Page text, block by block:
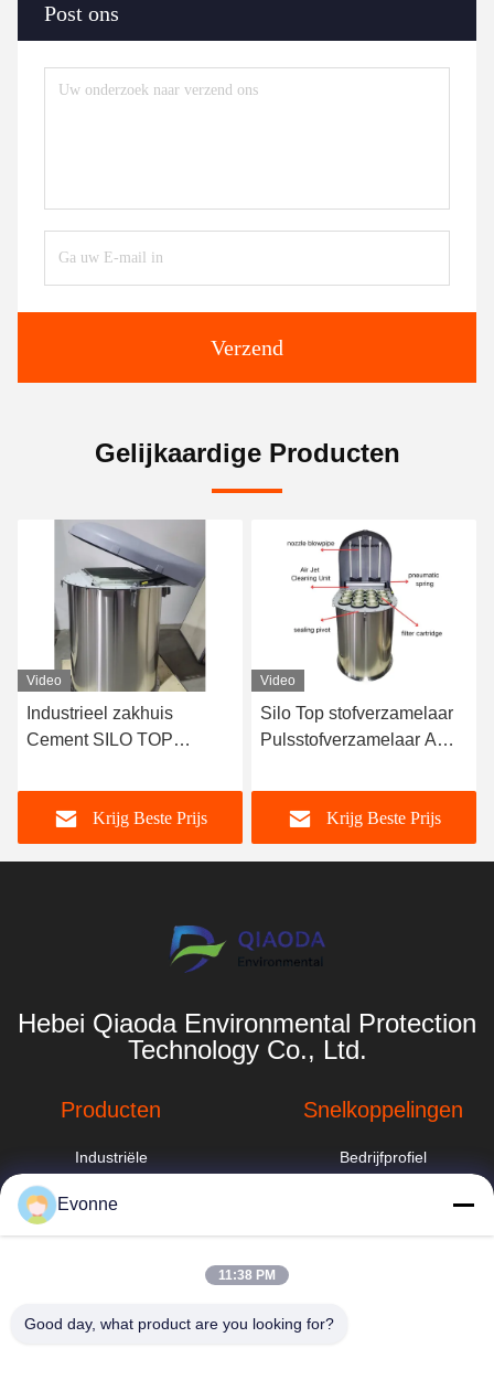
Post ons
Verzend
Gelijkaardige Producten
Video
Industrieel zakhuis
Cement SILO TOP
stofverzamelaar
Automatisch reinigen
Krijg Beste Prijs
Video
Silo Top stofverzamelaar
Pulsstofverzamelaar A
stofverzamelaar
Krijg Beste Prijs
Hebei Qiaoda Environmental Protection
Technology Co., Ltd.
Producten
Industriële
stofafzuigsysteem
Industriële
8188867
Snelkoppelingen
Bedrijfprofiel
Evonne
11:38 PM
Good day, what product are you looking for?